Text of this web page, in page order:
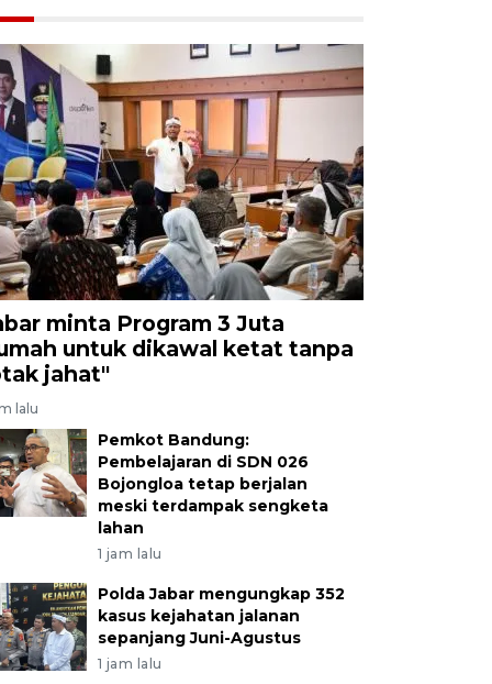
minta Program 3 Juta
untuk dikawal ketat tanpa
jahat"
lalu
Pemkot Bandung:
Pembelajaran di SDN 026
Bojongloa tetap berjalan
meski terdampak sengketa
lahan
1 jam lalu
Polda Jabar mengungkap 352
kasus kejahatan jalanan
sepanjang Juni-Agustus
1 jam lalu